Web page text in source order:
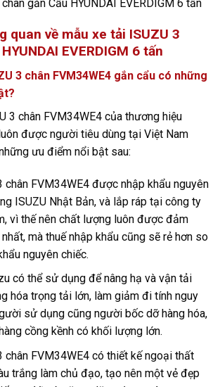
quan về mẫu xe tải ISUZU 3
EVERDIGM 6 tấn
3 chân FVM34WE4 gắn cẩu có những
3 chân FVM34WE4 của thương hiệu
được người tiêu dùng tại Việt Nam
ưu điểm nổi bật sau:
chân FVM34WE4 được nhập khẩu nguyên
ISUZU Nhật Bản, và lắp ráp tại công ty
vì thế nên chất lượng luôn được đảm
mà thuế nhập khẩu cũng sẽ rẻ hơn so
nguyên chiếc.
có thể sử dụng để nâng hạ và vận tải
hóa trọng tải lớn, làm giảm đi tính nguy
sử dụng cũng người bốc dỡ hàng hóa,
cồng kềnh có khối lượng lớn.
chân FVM34WE4 có thiết kế ngoại thất
trắng làm chủ đạo, tạo nên một vẻ đẹp